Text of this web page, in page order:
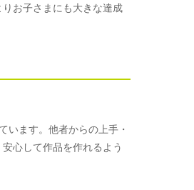
お子さまにも大きな達成
います。他者からの上手・
心して作品を作れるよう